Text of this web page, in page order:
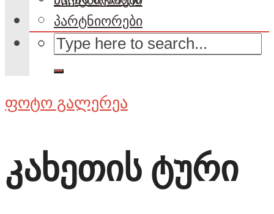
პარტნიორები
ფოტო გალერეა
კახეთის ტური